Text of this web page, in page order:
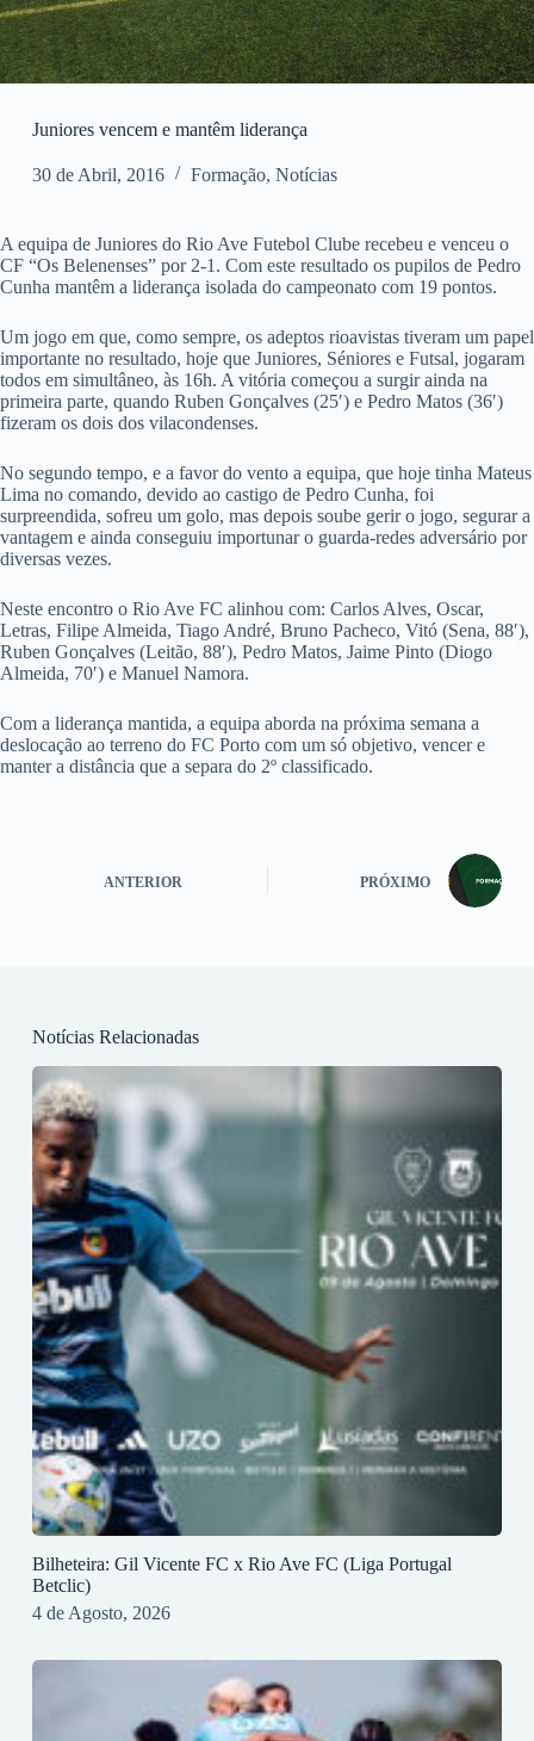
Juniores vencem e mantêm liderança
30 de Abril, 2016 Formação, Notícias
A equipa de Juniores do Rio Ave Futebol Clube recebeu e venceu o
CF “Os Belenenses” por 2-1. Com este resultado os pupilos de Pedro
Cunha mantêm a liderança isolada do campeonato com 19 pontos.
Um jogo em que, como sempre, os adeptos rioavistas tiveram um papel
importante no resultado, hoje que Juniores, Séniores e Futsal, jogaram
todos em simultâneo, às 16h. A vitória começou a surgir ainda na
primeira parte, quando Ruben Gonçalves (25′) e Pedro Matos (36′)
fizeram os dois dos vilacondenses.
No segundo tempo, e a favor do vento a equipa, que hoje tinha Mateus
Lima no comando, devido ao castigo de Pedro Cunha, foi
surpreendida, sofreu um golo, mas depois soube gerir o jogo, segurar a
vantagem e ainda conseguiu importunar o guarda-redes adversário por
diversas vezes.
Neste encontro o Rio Ave FC alinhou com: Carlos Alves, Oscar,
Letras, Filipe Almeida, Tiago André, Bruno Pacheco, Vitó (Sena, 88′),
Ruben Gonçalves (Leitão, 88′), Pedro Matos, Jaime Pinto (Diogo
Almeida, 70′) e Manuel Namora.
Com a liderança mantida, a equipa aborda na próxima semana a
deslocação ao terreno do FC Porto com um só objetivo, vencer e
manter a distância que a separa do 2º classificado.
ANTERIOR PRÓXIMO
Notícias Relacionadas
Bilheteira: Gil Vicente FC x Rio Ave FC (Liga Portugal
Betclic)
4 de Agosto, 2026